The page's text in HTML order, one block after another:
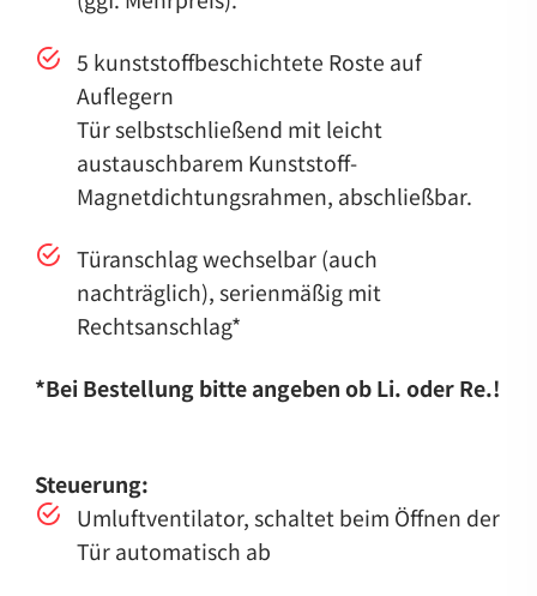
5 kunststoffbeschichtete Roste auf
Auflegern
Tür selbstschließend mit leicht
austauschbarem Kunststoff-
Magnetdichtungsrahmen, abschließbar.
Türanschlag wechselbar (auch
nachträglich), serienmäßig mit
Rechtsanschlag*
*Bei Bestellung bitte angeben ob Li. oder Re.!
Steuerung:
Umluftventilator, schaltet beim Öffnen der
Tür automatisch ab